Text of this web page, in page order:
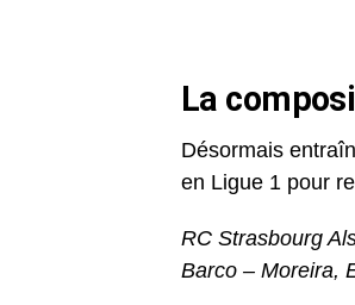
La
Désormais
en Ligue 1 pour
RC Strasbourg
Barco – Moreira,